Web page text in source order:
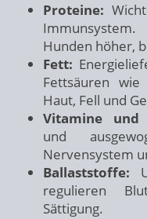
Proteine:
Hunden höher,
Fett:
Fettsäuren
Haut, Fell und
Vitamine und
und
Nervensystem
Ballaststoffe:
regulieren
Sättigung.